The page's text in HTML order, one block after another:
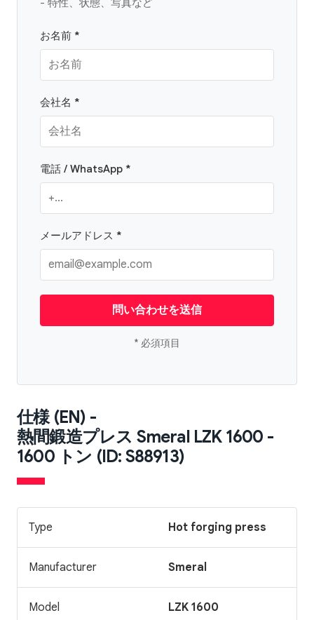
お名前 *
会社名 *
電話 / WhatsApp *
メールアドレス *
問い合わせを送信
* 必須項目
仕様 (EN) -
熱間鍛造プレス Smeral LZK 1600 -
1600 トン (ID: S88913)
Type Hot forging press
Manufacturer Smeral
Model LZK 1600